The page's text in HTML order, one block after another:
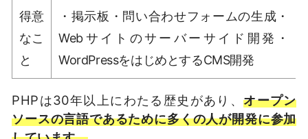
得意
なこ
と
・掲示板・問い合わせフォームの生成・
Webサイトのサーバーサイド開発・
WordPressをはじめとするCMS開発
PHPは30年以上にわたる歴史があり、オープン
ソースの言語であるために多くの人が開発に参加